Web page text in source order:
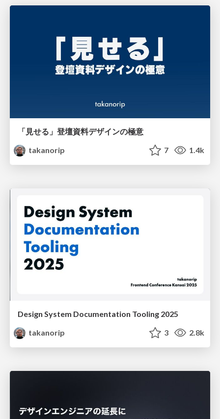
「見せる」登壇資料デザインの極意
takanorip
7 1.4k
Design System Documentation Tooling 2025
takanorip
3 2.8k